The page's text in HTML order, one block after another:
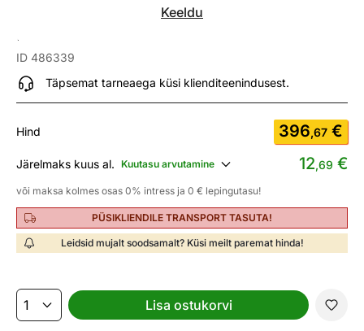
Keeldu
Kummut Torge 107 cm
ID 486339
Täpsemat tarneaega küsi klienditeenindusest.
Hind 396,67 €
Järelmaks kuus al. Kuutasu arvutamine 12,69 €
või maksa kolmes osas 0% intress ja 0 € lepingutasu!
PÜSIKLIENDILE TRANSPORT TASUTA!
Leidsid mujalt soodsamalt? Küsi meilt paremat hinda!
Lisa ostukorvi